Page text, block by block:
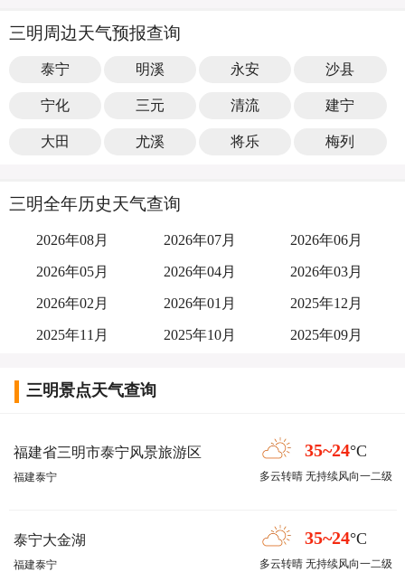
三明周边天气预报查询
泰宁 明溪 永安 沙县
宁化 三元 清流 建宁
大田 尤溪 将乐 梅列
三明全年历史天气查询
2026年08月 2026年07月 2026年06月
2026年05月 2026年04月 2026年03月
2026年02月 2026年01月 2025年12月
2025年11月 2025年10月 2025年09月
三明景点天气查询
福建省三明市泰宁风景旅游区
福建泰宁
35~24°C
多云转晴 无持续风向一二级
泰宁大金湖
福建泰宁
35~24°C
多云转晴 无持续风向一二级